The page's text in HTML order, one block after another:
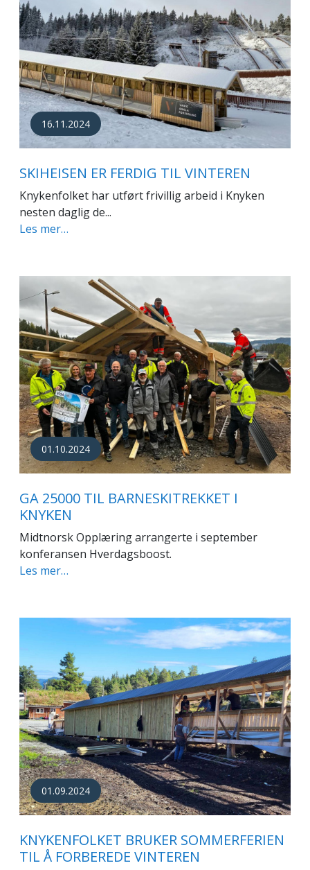
16.11.2024
SKIHEISEN ER FERDIG TIL VINTEREN
Knykenfolket har utført frivillig arbeid i Knyken
nesten daglig de...
Les mer…
01.10.2024
GA 25000 TIL BARNESKITREKKET I
KNYKEN
Midtnorsk Opplæring arrangerte i september
konferansen Hverdagsboost.
Les mer…
01.09.2024
KNYKENFOLKET BRUKER SOMMERFERIEN
TIL Å FORBEREDE VINTEREN